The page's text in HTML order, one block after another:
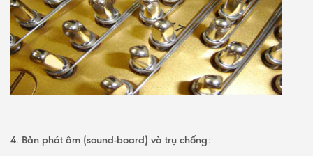
4. Bản phát âm (sound-board) và trụ chống: